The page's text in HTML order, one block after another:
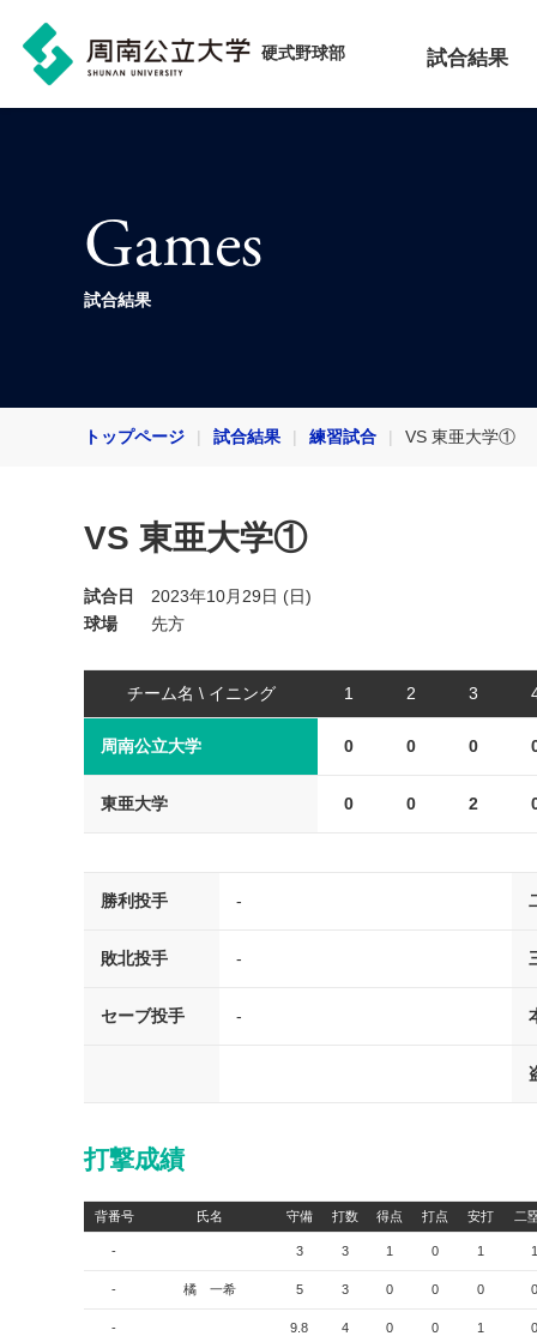
硬式野球部 試合結果
Games
試合結果
トップページ 試合結果 練習試合 VS 東亜大学①
VS 東亜大学①
試合日
2023年10月29日 (日)
球場
先方
チーム名 \ イニング 1 2 3
周南公立大学 0 0 0
東亜大学 0 0 2
勝利投手 -
敗北投手 -
セーブ投手 -
打撃成績
背番号 氏名 守備 打数 得点 打点 安打 二
- 3 3 1 0 1 1
- 橘 一希 5 3 0 0 0 0
- 9.8 4 0 0 1 0